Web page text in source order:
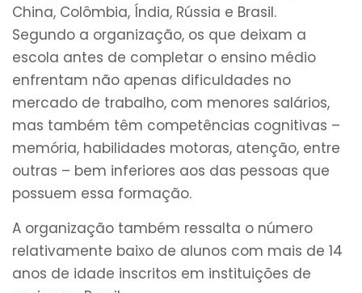
China, Colômbia, Índia, Rússia e Brasil.
Segundo a organização, os que deixam a
escola antes de completar o ensino médio
enfrentam não apenas dificuldades no
mercado de trabalho, com menores salários,
mas também têm competências cognitivas –
memória, habilidades motoras, atenção, entre
outras – bem inferiores aos das pessoas que
possuem essa formação.
A organização também ressalta o número
relativamente baixo de alunos com mais de 14
anos de idade inscritos em instituições de